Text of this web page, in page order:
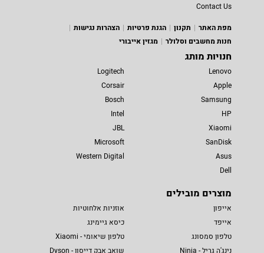
Contact Us
מפת האתר
תקנון הגנת פרטיות
הצהרות נגישות
חנות מחשבים וסלולר
מגזין אייבורי
חנויות מותג
Lenovo
Apple
Samsung
HP
Xiaomi
SanDisk
Asus
Dell
Logitech
Corsair
Bosch
Intel
JBL
Microsoft
Western Digital
מוצרים מובילים
אייפון
אייפד
טלפון סמסונג
נינג'ה גריל - Ninja
אוזניות אלחוטיות
כיסא גיימינג
טלפון שיאומי - Xiaomi
שואב אבק דייסון - Dyson